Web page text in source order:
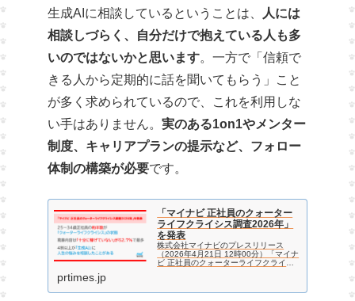
生成AIに相談しているということは、
人には
相談しづらく、自分だけで抱えている人も多
いのではないかと思います。一方で「信頼で
きる人から定期的に話を聞いてもらう」こと
が多く求められているので、これを利用しな
い手はありません。 実のある1on1やメンター
制度、キャリアプランの提示など、フォロー
体制の構築が必要です。
「マイナビ 正社員のクォーター
ライフクライシス調査2026年」
を発表
株式会社マイナビのプレスリリース
（2026年4月21日 12時00分）「マイナ
ビ 正社員のクォーターライフクライシ
prtimes.jp